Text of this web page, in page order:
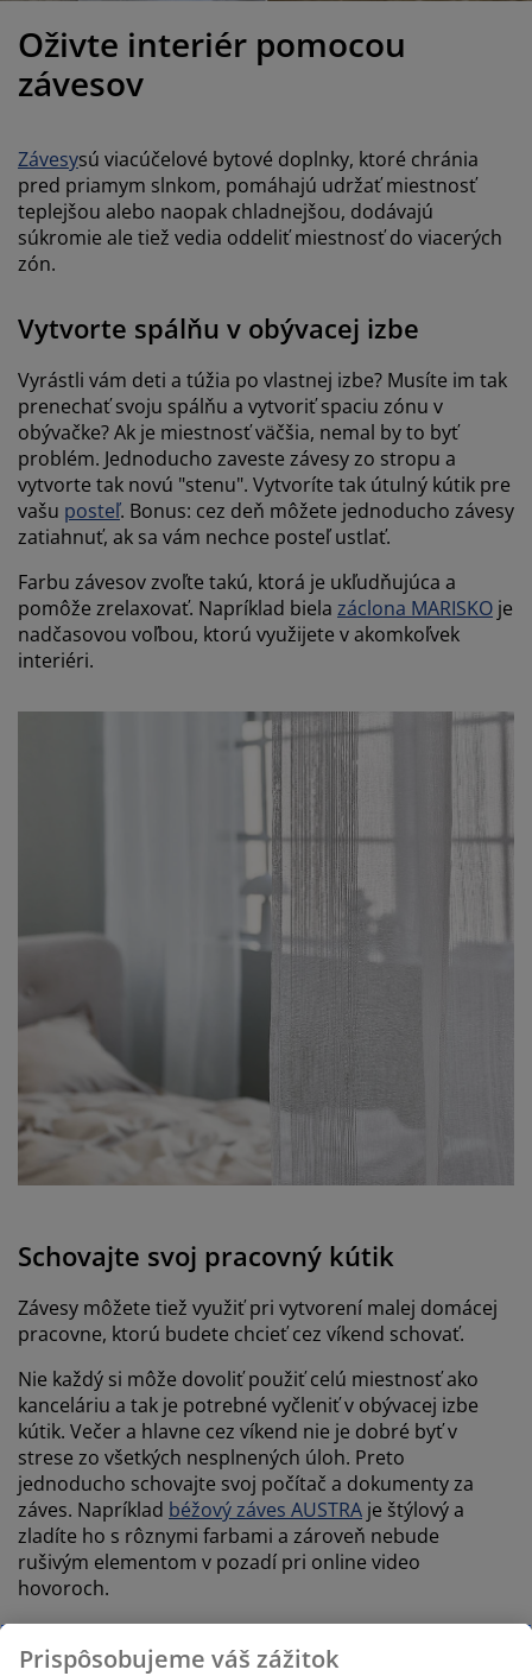
skrine
s úložným priestorom
matrace
postele
nábytku
osvetlenie
Oživte interiér pomocou
závesov
Závesysú viacúčelové bytové doplnky, ktoré chránia
pred priamym slnkom, pomáhajú udržať miestnosť
teplejšou alebo naopak chladnejšou, dodávajú
súkromie ale tiež vedia oddeliť miestnosť do viacerých
zón.
Vytvorte spálňu v obývacej izbe
Vyrástli vám deti a túžia po vlastnej izbe? Musíte im tak
prenechať svoju spálňu a vytvoriť spaciu zónu v
obývačke? Ak je miestnosť väčšia, nemal by to byť
problém. Jednoducho zaveste závesy zo stropu a
vytvorte tak novú "stenu". Vytvoríte tak útulný kútik pre
vašu posteľ. Bonus: cez deň môžete jednoducho závesy
zatiahnuť, ak sa vám nechce posteľ ustlať.
Farbu závesov zvoľte takú, ktorá je ukľudňujúca a
pomôže zrelaxovať. Napríklad biela záclona MARISKO je
nadčasovou voľbou, ktorú využijete v akomkoľvek
interiéri.
Schovajte svoj pracovný kútik
Závesy môžete tiež využiť pri vytvorení malej domácej
pracovne, ktorú budete chcieť cez víkend schovať.
Nie každý si môže dovoliť použiť celú miestnosť ako
kanceláriu a tak je potrebné vyčleniť v obývacej izbe
kútik. Večer a hlavne cez víkend nie je dobré byť v
strese zo všetkých nesplnených úloh. Preto
jednoducho schovajte svoj počítač a dokumenty za
záves. Napríklad béžový záves AUSTRA je štýlový a
zladíte ho s rôznymi farbami a zároveň nebude
rušivým elementom v pozadí pri online video
hovoroch.
Prispôsobujeme váš zážitok